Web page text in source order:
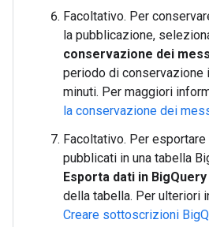
Facoltativo. Per
la pubblicazione,
conservazione dei
periodo di conservazione
minuti. Per maggiori
la conservazione dei
Facoltativo. Per
pubblicati in una tabella
Esporta dati in BigQuery
della tabella. Per ulteriori
Creare sottoscrizioni